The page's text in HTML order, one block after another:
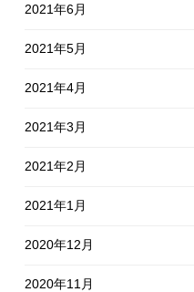
2021年6月
2021年5月
2021年4月
2021年3月
2021年2月
2021年1月
2020年12月
2020年11月